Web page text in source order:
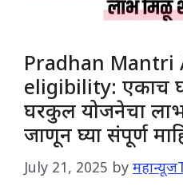
Pradhan Mantri
eligibility: एकाच
घरकुल योजनेचा
जाणून घ्या संपूर्ण
July 21, 2025 by